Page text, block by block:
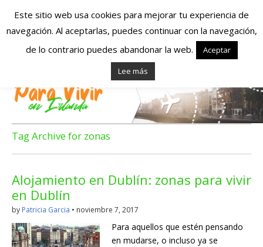
Españoles en
Irlanda – Vivir en
Irlanda – Trabajo
en Irlanda –
Alojamiento en
Irlanda
Blog dedicado a los que viven, estudian y trabajan en
Irlanda!
Tag Archive for zonas
Alojamiento en Dublín: zonas para vivir
en Dublín
by Patricia Garcia • noviembre 7, 2017
Para aquellos que estén pensando
en mudarse, o incluso ya se
Este sitio web usa cookies para mejorar tu experiencia de
navegación. Al aceptarlas, puedes continuar con la navegación,
de lo contrario puedes abandonar la web.
Aceptar
Lee más